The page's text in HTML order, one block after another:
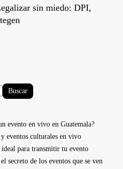
sin miedo: DPI,
Buscar
evento en vivo en Guatemala?
eventos culturales en vivo
para transmitir tu evento
secreto de los eventos que se ven